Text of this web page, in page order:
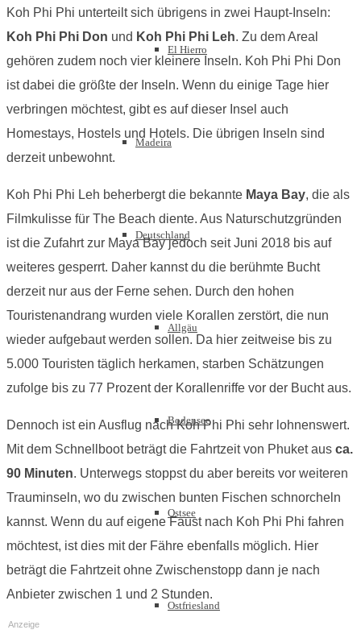
El Hierro
Madeira
Deutschland
Allgäu
Bodensee
Ostsee
Ostfriesland
Koh Phi Phi unterteilt sich übrigens in zwei Haupt-Inseln:
Koh Phi Phi Don und Koh Phi Phi Leh. Zu dem Areal
gehören zudem noch vier kleinere Inseln. Koh Phi Phi Don
ist dabei die größte der Inseln. Wenn du einige Tage hier
verbringen möchtest, gibt es auf dieser Insel auch
Homestays, Hostels und Hotels. Die übrigen Inseln sind
derzeit unbewohnt.
Koh Phi Phi Leh beherbergt die bekannte Maya Bay, die als
Filmkulisse für The Beach diente. Aus Naturschutzgründen
ist die Zufahrt zur Maya Bay jedoch seit Juni 2018 bis auf
weiteres gesperrt. Daher kannst du die berühmte Bucht
derzeit nur aus der Ferne sehen. Durch den hohen
Touristenandrang wurden viele Korallen zerstört, die nun
wieder aufgebaut werden sollen. Da hier zeitweise bis zu
5.000 Touristen täglich herkamen, starben Schätzungen
zufolge bis zu 77 Prozent der Korallenriffe vor der Bucht aus.
Dennoch ist ein Ausflug nach Koh Phi Phi sehr lohnenswert.
Mit dem Schnellboot beträgt die Fahrtzeit von Phuket aus ca.
90 Minuten. Unterwegs stoppst du aber bereits vor weiteren
Trauminseln, wo du zwischen bunten Fischen schnorcheln
kannst. Wenn du auf eigene Faust nach Koh Phi Phi fahren
möchtest, ist dies mit der Fähre ebenfalls möglich. Hier
beträgt die Fahrtzeit ohne Zwischenstopp dann je nach
Anbieter zwischen 1 und 2 Stunden.
Anzeige